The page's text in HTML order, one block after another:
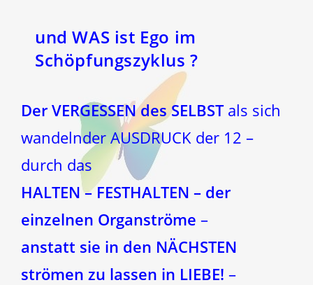
und WAS ist Ego im
Schöpfungszyklus ?
Der VERGESSEN des SELBST als sich
wandelnder AUSDRUCK der 12 –
durch das
HALTEN – FESTHALTEN – der
einzelnen Organströme –
anstatt sie in den NÄCHSTEN
strömen zu lassen in LIEBE! –